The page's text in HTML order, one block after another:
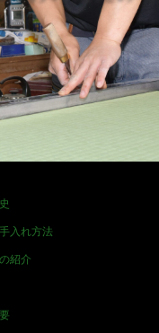
入れ方法
紹介